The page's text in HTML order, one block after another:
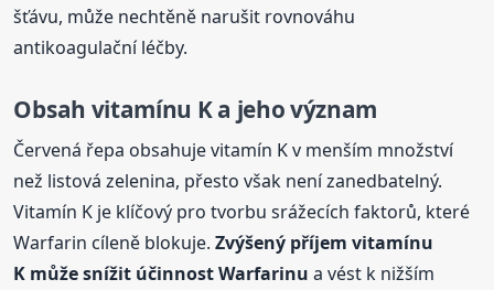
šťávu, může nechtěně narušit rovnováhu
antikoagulační léčby.
Obsah vitamínu K a jeho význam
Červená řepa obsahuje vitamín K v menším množství
než listová zelenina, přesto však není zanedbatelný.
Vitamín K je klíčový pro tvorbu srážecích faktorů, které
Warfarin cíleně blokuje.Zvýšený příjem vitamínu
K může snížit účinnost Warfarinu a vést k nižším